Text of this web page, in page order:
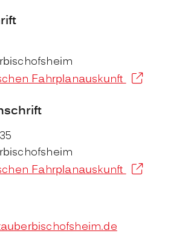
Fahrplanauskunft
Fahrplanauskunft